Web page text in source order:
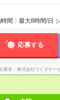
間：最大8時間/日
・10時00分～15時
タイムでもしっか
応募する
業名 株式会社ワイズサー